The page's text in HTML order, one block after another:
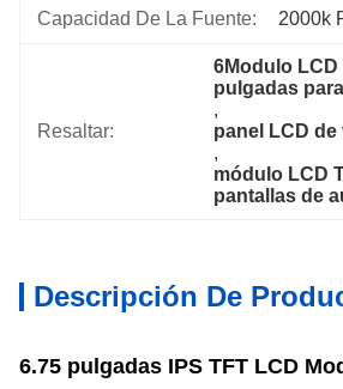
Capacidad De La Fuente: 2000k
Resaltar:
6Modulo LCD
pulgadas
,
panel LCD
,
módulo LCD
pantallas de
Descripción De
6.75 pulgadas IPS TFT LCD